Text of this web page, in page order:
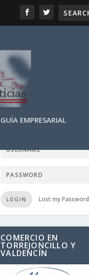
GUÍA EMPRESARIAL
LOGIN USER TTN
LOGIN Lost my Password
COMERCIO EN
TORREJONCILLO Y
VALDENCÍN